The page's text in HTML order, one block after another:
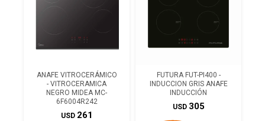
ANAFE VITROCERÁMICO
- VITROCERAMICA
NEGRO MIDEA MC-
6F6004R242
USD 261
FUTURA FUT-PI400 -
INDUCCION GRIS ANAFE
INDUCCIÓN
USD 305